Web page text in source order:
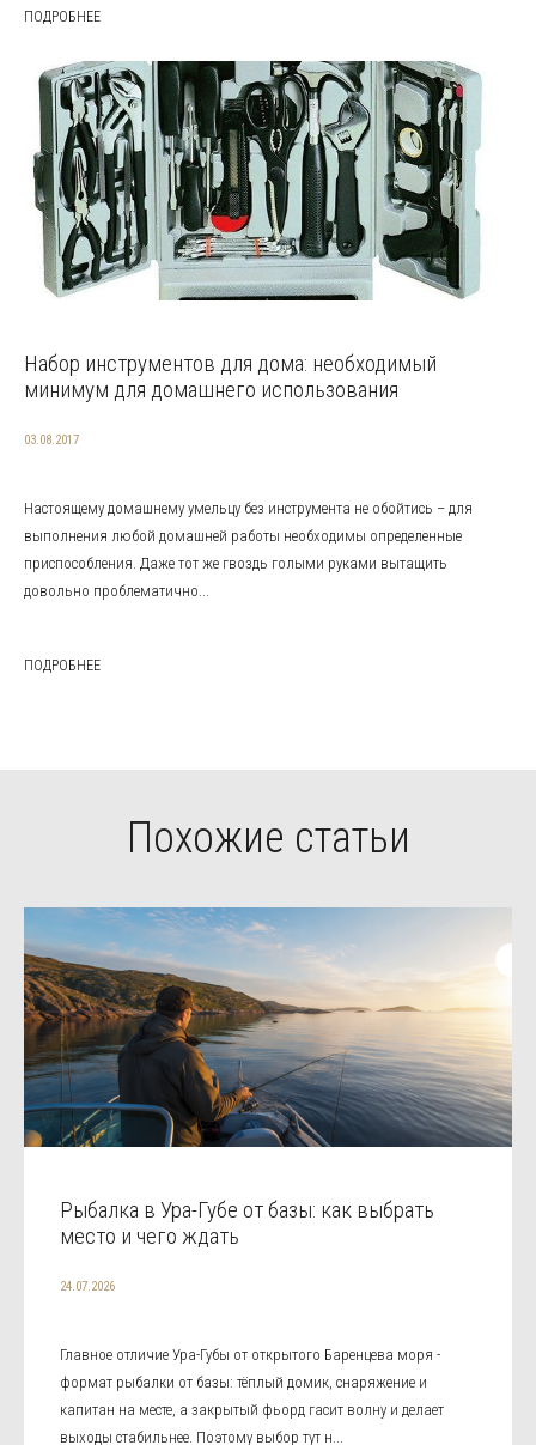
ПОДРОБНЕЕ
Набор инструментов для дома: необходимый
минимум для домашнего использования
03.08.2017
Настоящему домашнему умельцу без инструмента не обойтись – для
выполнения любой домашней работы необходимы определенные
приспособления. Даже тот же гвоздь голыми руками вытащить
довольно проблематично...
ПОДРОБНЕЕ
Похожие статьи
Рыбалка в Ура-Губе от базы: как выбрать
место и чего ждать
24.07.2026
Главное отличие Ура-Губы от открытого Баренцева моря -
формат рыбалки от базы: тёплый домик, снаряжение и
капитан на месте, а закрытый фьорд гасит волну и делает
выходы стабильнее. Поэтому выбор тут н...